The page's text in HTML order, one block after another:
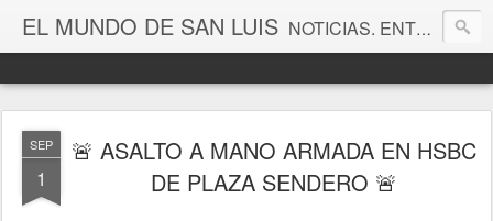
EL MUNDO DE SAN LUIS NOTICIAS. ENTRETENIMIENTO. EDITORIALES. CANAL DE VÍDEOS. GALERÍA DE FOTOGRAFÍAS.
SEP
1
🚨 ASALTO A MANO ARMADA EN HSBC
DE PLAZA SENDERO 🚨